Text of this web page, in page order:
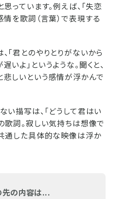
っています。例えば、「失恋
情を歌詞（言葉）で表現する
「君とのやりとりがないから
よ」というような。聞くと、
しいという感情が浮かんで
い描写は、「どうして君はい
歌詞。寂しい気持ちは想像で
通した具体的な映像は浮か
先の内容は...